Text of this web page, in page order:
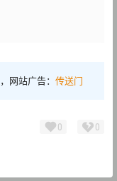
，网站广告： 传送门
0 0